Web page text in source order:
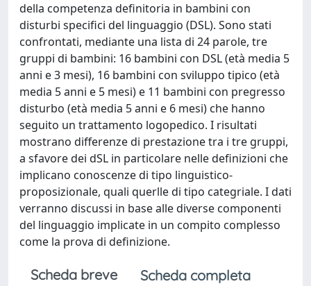
della competenza definitoria in bambini con
disturbi specifici del linguaggio (DSL). Sono stati
confrontati, mediante una lista di 24 parole, tre
gruppi di bambini: 16 bambini con DSL (età media 5
anni e 3 mesi), 16 bambini con sviluppo tipico (età
media 5 anni e 5 mesi) e 11 bambini con pregresso
disturbo (età media 5 anni e 6 mesi) che hanno
seguito un trattamento logopedico. I risultati
mostrano differenze di prestazione tra i tre gruppi,
a sfavore dei dSL in particolare nelle definizioni che
implicano conoscenze di tipo linguistico-
proposizionale, quali querlle di tipo categriale. I dati
verranno discussi in base alle diverse componenti
del linguaggio implicate in un compito complesso
come la prova di definizione.
Scheda breve
Scheda completa